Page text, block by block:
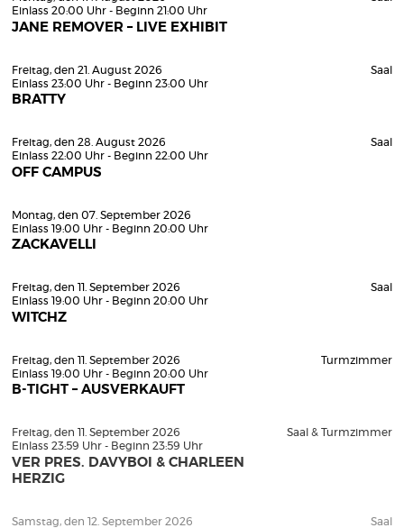
Einlass 20:00 Uhr - Beginn 21:00 Uhr
JANE REMOVER – LIVE EXHIBIT
Freitag, den 21. August 2026
Einlass 23:00 Uhr - Beginn 23:00 Uhr
BRATTY
Saal
Freitag, den 28. August 2026
Einlass 22:00 Uhr - Beginn 22:00 Uhr
OFF CAMPUS
Saal
Montag, den 07. September 2026
Einlass 19:00 Uhr - Beginn 20:00 Uhr
ZACKAVELLI
Freitag, den 11. September 2026
Einlass 19:00 Uhr - Beginn 20:00 Uhr
WITCHZ
Saal
Freitag, den 11. September 2026
Einlass 19:00 Uhr - Beginn 20:00 Uhr
B-TIGHT – AUSVERKAUFT
Turmzimmer
Freitag, den 11. September 2026
Einlass 23:59 Uhr - Beginn 23:59 Uhr
VER PRES. DAVYBOI & CHARLEEN
HERZIG
Saal & Turmzimmer
Samstag, den 12. September 2026
Saal